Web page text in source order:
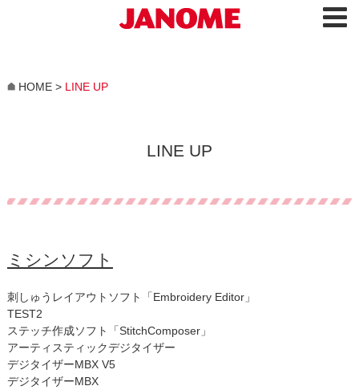
HOME> LINE UP
LINE UP
ミシンソフト
刺しゅうレイアウトソフト「Embroidery Editor」
TEST2
ステッチ作成ソフト「StitchComposer」
アーティスティックデジタイザー
デジタイザーMBX V5
デジタイザーMBX